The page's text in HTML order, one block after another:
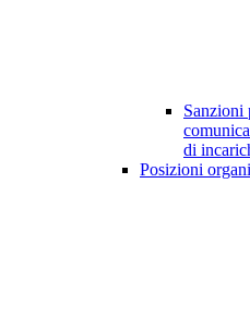
Sanzioni
di
Posizioni